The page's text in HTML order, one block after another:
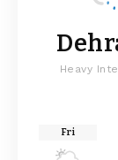
Heavy
Fri